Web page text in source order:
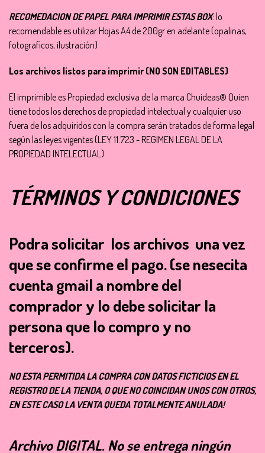
RECOMEDACION DE PAPEL PARA IMPRIMIR ESTAS BOX: lo
recomendable es utilizar Hojas A4 de 200gr en adelante (opalinas,
fotograficos, ilustración)
Los archivos listos para imprimir (NO SON EDITABLES)
El imprimible es Propiedad exclusiva de la marca Chuideas® Quien
tiene todos los derechos de propiedad intelectual y cualquier uso
fuera de los adquiridos con la compra serán tratados de forma legal
según las leyes vigentes (LEY 11.723 - REGIMEN LEGAL DE LA
PROPIEDAD INTELECTUAL)
TÉRMINOS Y CONDICIONES
Podra solicitar los archivos una vez
que se confirme el pago.(se nesecita
cuenta gmail a nombre del
comprador y lo debe solicitar la
persona que lo compro y no
terceros).
NO ESTA PERMITIDA LA COMPRA CON DATOS FICTICIOS EN EL
REGISTRO DE LA TIENDA, O QUE NO COINCIDAN UNOS CON OTROS,
EN ESTE CASO LA VENTA QUEDA TOTALMENTE ANULADA!
ArchivoDIGITAL. No se entrega ningún